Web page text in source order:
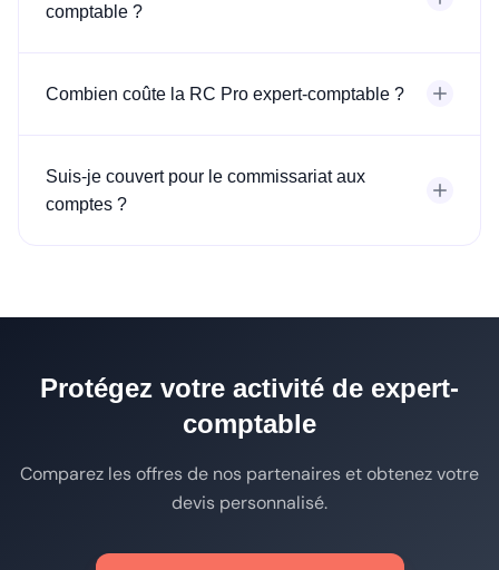
comptable ?
Combien coûte la RC Pro expert-comptable ?
Suis-je couvert pour le commissariat aux
comptes ?
Protégez votre activité de expert-
comptable
Comparez les offres de nos partenaires et obtenez votre
devis personnalisé.